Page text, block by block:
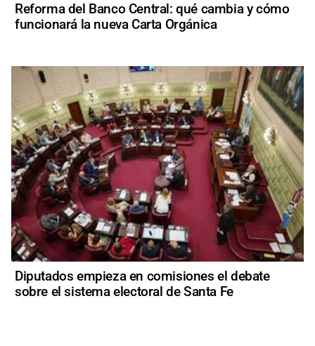
Reforma del Banco Central: qué cambia y cómo
funcionará la nueva Carta Orgánica
Diputados empieza en comisiones el debate
sobre el sistema electoral de Santa Fe